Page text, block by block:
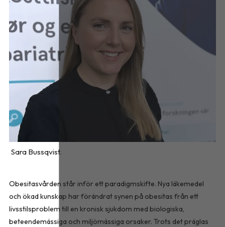
Sara Bussqvist.
Obesitasvården står inför ett paradigmskifte. Nya läkemedel
och ökad kunskap har förändrat synen på obesitas från ett
livsstilsproblem till en kronisk sjukdom med biologiska,
beteendemässiga och miljömässiga orsaker. Trots det präglas